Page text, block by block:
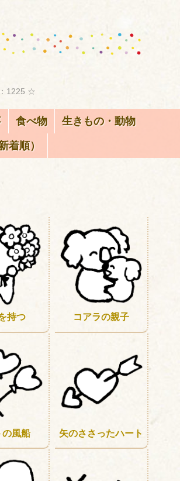
1225 ☆
食べ物 生きもの・動物
着順）
持つ コアラの親子
の風船 矢のささったハート